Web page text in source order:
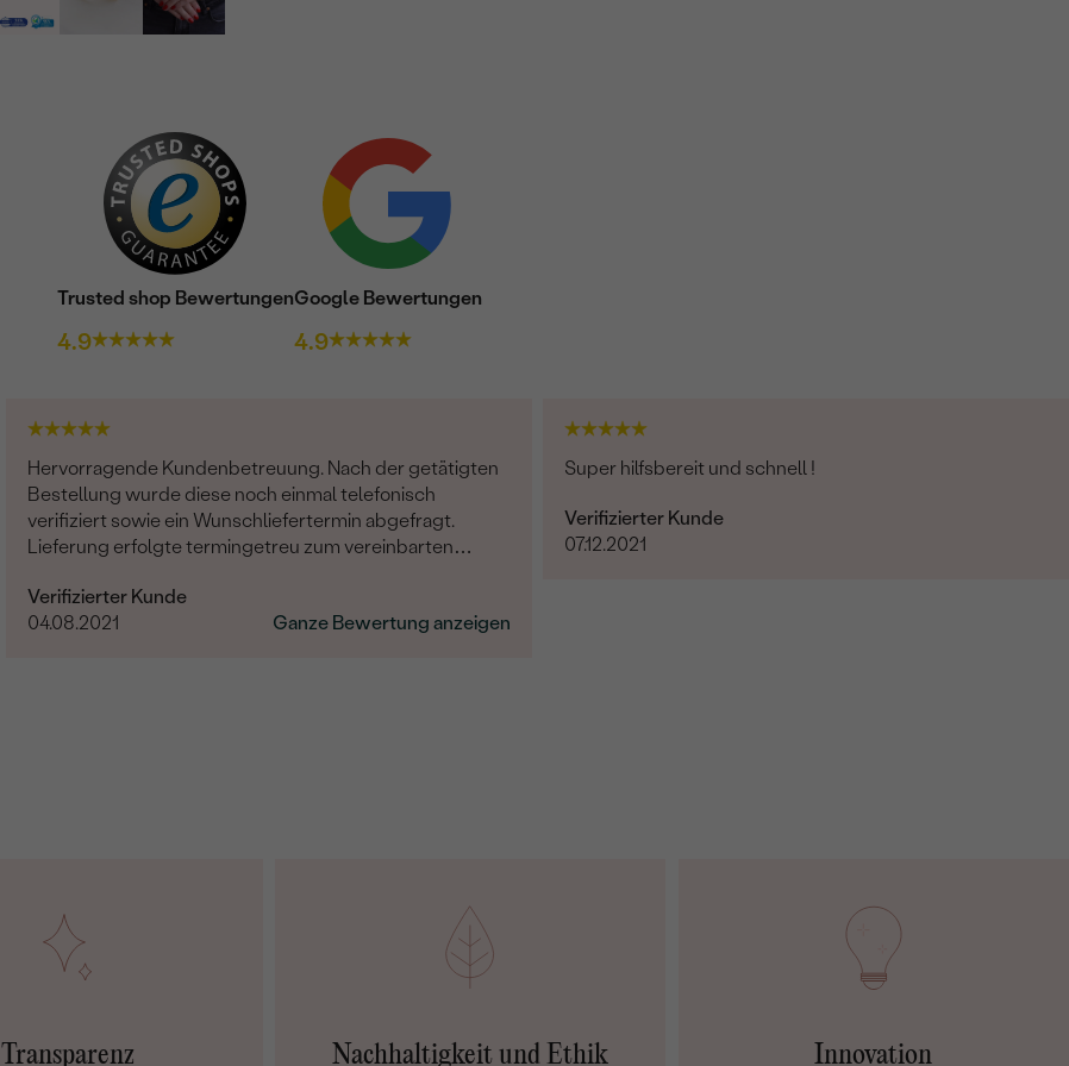
Trusted shop Bewertungen
4.9
Google Bewertungen
4.9
Hervorragende Kundenbetreuung. Nach der getätigten
Bestellung wurde diese noch einmal telefonisch
verifiziert sowie ein Wunschliefertermin abgefragt.
Lieferung erfolgte termingetreu zum vereinbarten
und hochwertig. Bin mit Allem äußerst zufrieden und
kann Eppi nur weiterempfehlen.
Verifizierter Kunde
04.08.2021
Ganze Bewertung anzeigen
Super hilfsbereit und schnell !
Verifizierter Kunde
07.12.2021
Transparenz Nachhaltigkeit und Ethik Innovation